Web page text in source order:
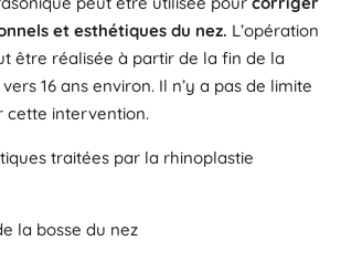
et esthétiques du nez. L’opération
être réalisée à partir de la fin de la
16 ans environ. Il n’y a pas de limite
cette intervention.
traitées par la rhinoplastie
la bosse du nez